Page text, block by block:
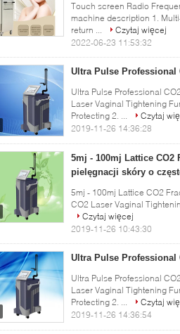
Touch screen Radio
machine description 1.
return ...
Czytaj więcej
2022-06-23 11:53:32
Ultra Pulse Professional
Ultra Pulse Professional
Laser Vaginal Tightening
Protecting 2. ...
Czytaj
2019-11-26 14:36:28
5mj - 100mj Lattice CO2
pielęgnacji skóry o
5mj - 100mj Lattice CO2
CO2 Laser Vaginal
Czytaj więcej
2019-11-26 10:43:30
Ultra Pulse Professional
Ultra Pulse Professional
Laser Vaginal Tightening
Protecting 2. ...
Czytaj
2019-11-26 14:36:54